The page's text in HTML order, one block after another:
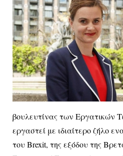
βουλευτίνας των Εργατικών
εργαστεί με ιδιαίτερο ζήλο
του Brexit, της εξόδου της